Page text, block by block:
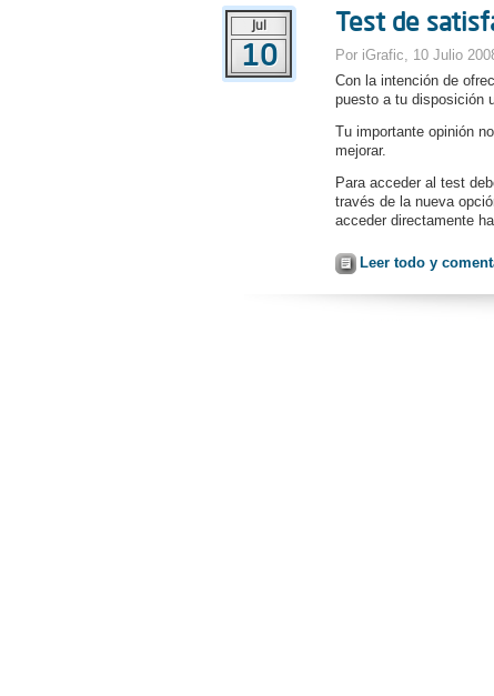
Jul
10
Test de
Por iGrafic, 10 Julio
Con la intención de
puesto a tu disposición
Tu importante opinión
mejorar.
Para acceder al test
través de la nueva
acceder directamente
Leer todo y